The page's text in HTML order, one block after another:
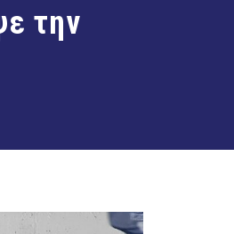
την